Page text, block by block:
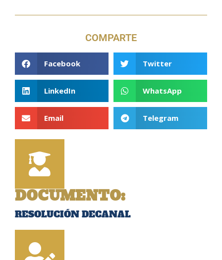
COMPARTE
Facebook Twitter
LinkedIn WhatsApp
Email Telegram
DOCUMENTO:
RESOLUCIÓN DECANAL